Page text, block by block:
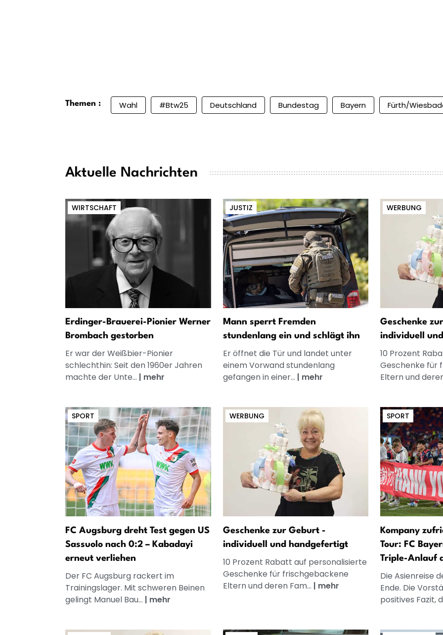
Themen : Wahl #btw25 Deutschland Bundestag Bayern Fürth/
Aktuelle Nachrichten
WIRTSCHAFT
Erdinger-Brauerei-Pionier Werner
Brombach gestorben
Er war der Weißbier-Pionier
schlechthin: Seit den 1960er Jahren
machte der Unte... | mehr
JUSTIZ
Mann sperrt Fremden
stundenlang ein und schlägt ihn
Er öffnet die Tür und landet unter
einem Vorwand stundenlang
gefangen in einer... | mehr
WERBUNG
Geschenke
individuell
10 Prozent
Geschenke für
Eltern und
SPORT
FC Augsburg dreht Test gegen US
Sassuolo nach 0:2 – Kabadayi
erneut verliehen
Der FC Augsburg rackert im
Trainingslager. Mit schweren Beinen
gelingt Manuel Bau... | mehr
WERBUNG
Geschenke zur Geburt -
individuell und handgefertigt
10 Prozent Rabatt auf personalisierte
Geschenke für frischgebackene
Eltern und deren Fam... | mehr
SPORT
Kompany
Tour: FC
Triple-Anlauf
Die Asienreise
Ende. Die
positives Fazit,